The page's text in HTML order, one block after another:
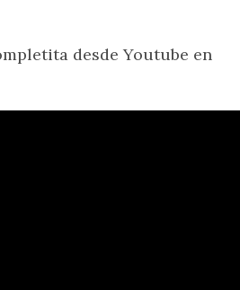
desde Youtube en